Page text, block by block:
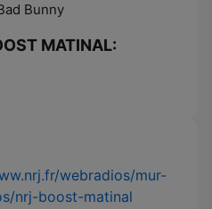
Bunny
MATINAL:
webradios/mur-
nrj-boost-matinal